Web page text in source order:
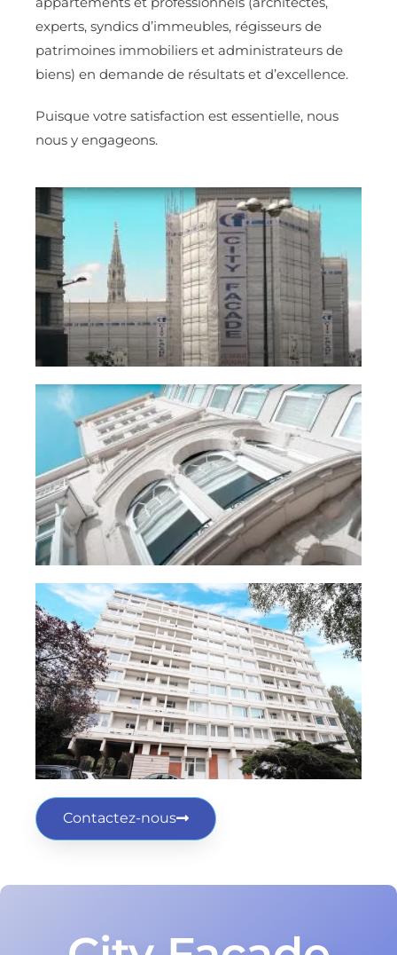
experts, syndics d’immeubles, régisseurs de
patrimoines immobiliers et administrateurs de
biens) en demande de résultats et d’excellence.
Puisque votre satisfaction est essentielle, nous
nous y engageons.
Contactez-nous